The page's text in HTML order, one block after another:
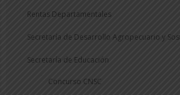
Rentas Departamentales
Secretaría de Desarrollo Agropecuario y
Secretaría de Educación
Concurso CNSC